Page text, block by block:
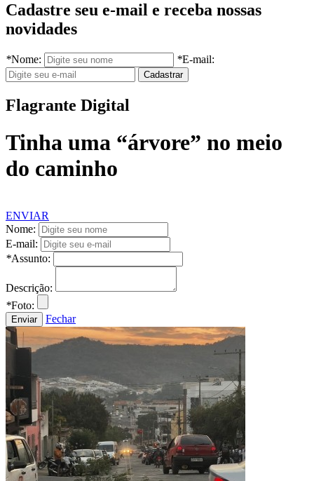
Cadastre seu e-mail e receba nossas
novidades
*Nome: *E-mail:
Flagrante Digital
Tinha uma “árvore” no meio
do caminho
ENVIAR
Nome:
E-mail:
*Assunto:
Descrição:
*Foto:
Fechar